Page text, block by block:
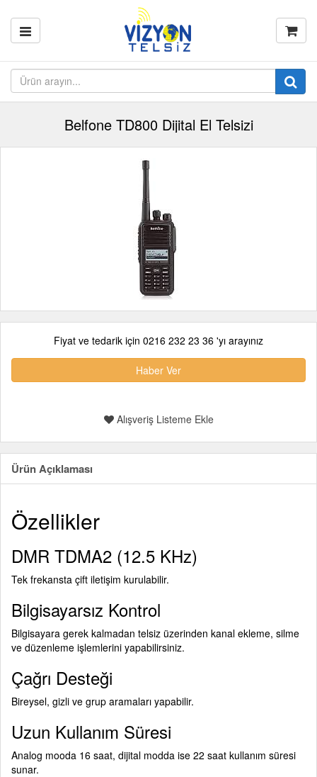
Belfone TD800 Dijital El Telsizi
Fiyat ve tedarik için 0216 232 23 36 'yı arayınız
Haber Ver
Alışveriş Listeme Ekle
Ürün Açıklaması
Özellikler
DMR TDMA2 (12.5 KHz)
Tek frekansta çift iletişim kurulabilir.
Bilgisayarsız Kontrol
Bilgisayara gerek kalmadan telsiz üzerinden kanal ekleme, silme
ve düzenleme işlemlerini yapabilirsiniz.
Çağrı Desteği
Bireysel, gizli ve grup aramaları yapabilir.
Uzun Kullanım Süresi
Analog mooda 16 saat, dijital modda ise 22 saat kullanım süresi
sunar.